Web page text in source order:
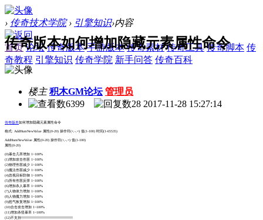
› 传奇技术学院 › 引擎知识›内容
首页 论坛 传奇版本 手游版本 传奇素材 传奇工具 传奇脚本 传
奇教程 引擎知识 传奇学院 新手问答 传奇百科
传奇版本如何增加隐藏元素属性命令
楼主 积木GM论坛 管理员
6399
28 2017-11-28 15:27:14
传奇版本如何增加隐藏元素属性命令
格式: AddHumNewValue 属性(0-20) 操作符(+,-,=) 值(1-100) 时间(1-65535)
AddHumNewValue 属性(0-20) 操作符(+,-,=) 值(1-100)
属性(0-20)
(0)暴击几率增加 1~100%
(1)增加攻击伤害 1~100%
(2)物理伤害减少 1~100%
(3)魔法伤害减少 1~100%
(4)忽视目标防御 1~100%
(5)所有伤害反弹 1~100%
(6)增加杀人暴率 1~100%
(7)人物体力增加 1~100%
(8)人物魔力增加 1~100%
(9)怒气恢复增加 1~100%
(10)合击攻击增加 1~100%
(11)增加杀怪暴率 1~100%
(12)不支持!!!!!!!!!!!!!!!!!!!!!!!!!!!!!!!!!!!!!!!!!!!!